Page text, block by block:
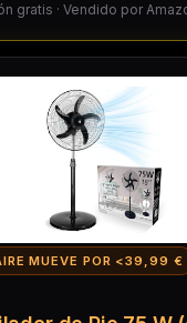
gratis · Vendido por
MUEVE POR <39,99 €